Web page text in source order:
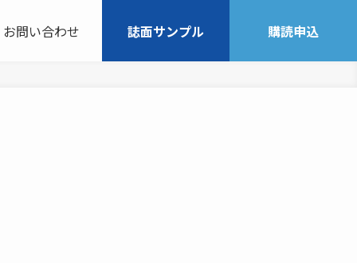
お問い合わせ 誌面サンプル 購読申込